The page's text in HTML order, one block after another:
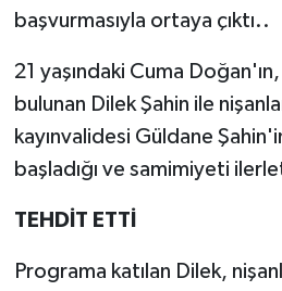
başvurmasıyla ortaya çıktı..
21 yaşındaki Cuma
bulunan Dilek Şahin ile
kayınvalidesi Güldane
başladığı ve samimiyeti
TEHDİT ETTİ
Programa katılan Dilek,